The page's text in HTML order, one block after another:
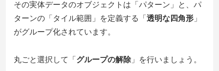
その実体データのオブジェクトは「パターン」と、パ
ターンの「タイル範囲」を定義する「 透明な四角形 」
がグループ化されています。
丸ごと選択して「 グループの解除」を行いましょう。